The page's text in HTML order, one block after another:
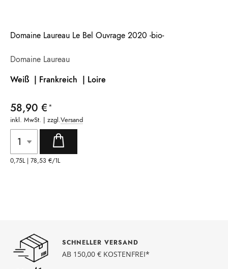
Domaine Laureau Le Bel Ouvrage 2020 -bio-
Domaine Laureau
Weiß | Frankreich | Loire
58,90 €
inkl. MwSt. | zzgl.Versand
0,75L | 78,53 €/1L
SCHNELLER VERSAND
AB 150,00 € KOSTENFREI*